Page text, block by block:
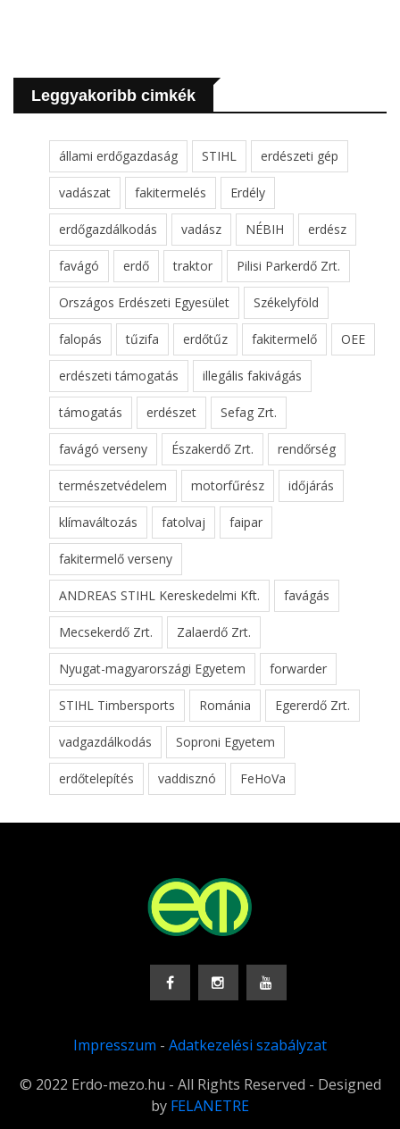
Leggyakoribb cimkék
állami erdőgazdaság STIHL erdészeti gép
vadászat fakitermelés Erdély
erdőgazdálkodás vadász NÉBIH erdész
favágó erdő traktor Pilisi Parkerdő Zrt.
Országos Erdészeti Egyesület Székelyföld
falopás tűzifa erdőtűz fakitermelő OEE
erdészeti támogatás illegális fakivágás
támogatás erdészet Sefag Zrt.
favágó verseny Északerdő Zrt. rendőrség
természetvédelem motorfűrész időjárás
klímaváltozás fatolvaj faipar
fakitermelő verseny
ANDREAS STIHL Kereskedelmi Kft. favágás
Mecsekerdő Zrt. Zalaerdő Zrt.
Nyugat-magyarországi Egyetem forwarder
STIHL Timbersports Románia Egererdő Zrt.
vadgazdálkodás Soproni Egyetem
erdőtelepítés vaddisznó FeHoVa
Impresszum - Adatkezelési szabályzat
© 2022 Erdo-mezo.hu - All Rights Reserved - Designed
by FELANETRE